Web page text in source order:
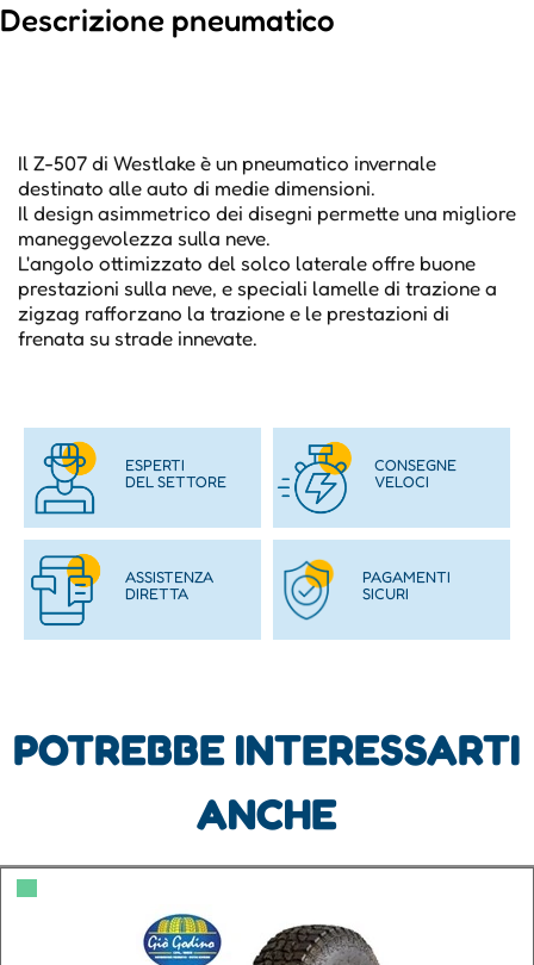
Descrizione pneumatico
Il Z-507 di Westlake è un pneumatico invernale
destinato alle auto di medie dimensioni.
Il design asimmetrico dei disegni permette una migliore
maneggevolezza sulla neve.
L'angolo ottimizzato del solco laterale offre buone
prestazioni sulla neve, e speciali lamelle di trazione a
zigzag rafforzano la trazione e le prestazioni di
frenata su strade innevate.
ESPERTI
DEL SETTORE
CONSEGNE
VELOCI
ASSISTENZA
DIRETTA
PAGAMENTI
SICURI
POTREBBE INTERESSARTI
ANCHE
▀